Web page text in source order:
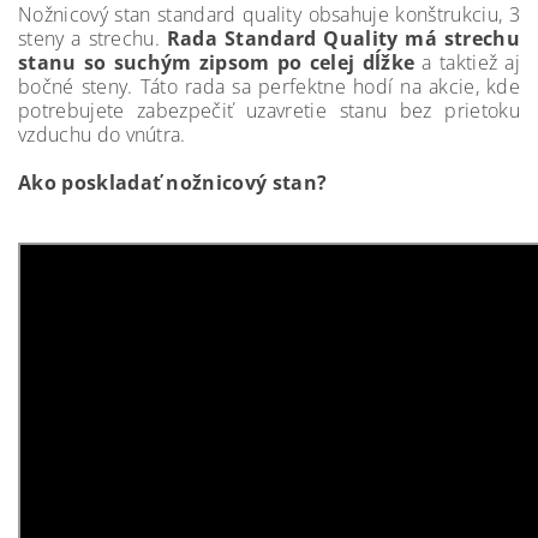
Nožnicový stan standard quality obsahuje konštrukciu, 3
steny a strechu. Rada Standard Quality má strechu
stanu so suchým zipsom po celej dĺžke a taktiež aj
bočné steny. Táto rada sa perfektne hodí na akcie, kde
potrebujete zabezpečiť uzavretie stanu bez prietoku
vzduchu do vnútra.
Ako poskladať nožnicový stan?